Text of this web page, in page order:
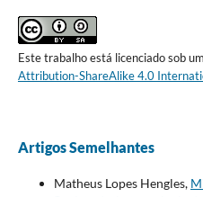
Este trabalho está licenciado sob
Attribution-ShareAlike 4.0
Artigos Semelhantes
Matheus Lopes Hengles,